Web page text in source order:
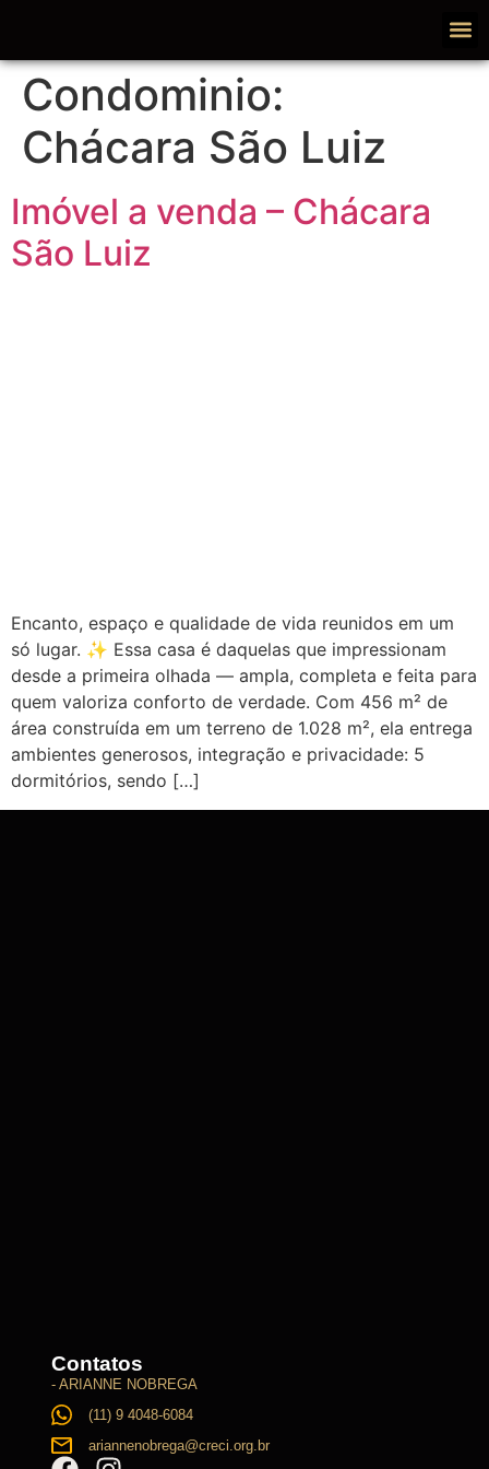
Condominio:
Chácara São Luiz
Imóvel a venda – Chácara
São Luiz
Encanto, espaço e qualidade de vida reunidos em um
só lugar. ✨ Essa casa é daquelas que impressionam
desde a primeira olhada — ampla, completa e feita para
quem valoriza conforto de verdade. Com 456 m² de
área construída em um terreno de 1.028 m², ela entrega
ambientes generosos, integração e privacidade: 5
dormitórios, sendo […]
Contatos
- ARIANNE NOBREGA
(11) 9 4048-6084
ariannenobrega@creci.org.br